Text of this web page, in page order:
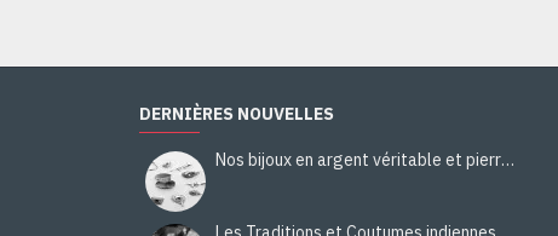
DERNIÈRES NOUVELLES
Nos bijoux en argent véritable et pierres naturelles